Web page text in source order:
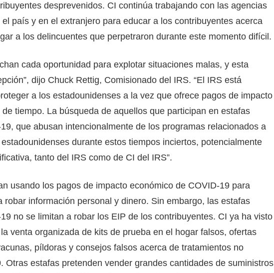
desprevenidos. CI continúa trabajando con las agencias
país y en el extranjero para educar a los contribuyentes acerca
a los delincuentes que perpetraron durante este momento difícil.
cada oportunidad para explotar situaciones malas, y esta
dijo Chuck Rettig, Comisionado del IRS. “El IRS está
a los estadounidenses a la vez que ofrece pagos de impacto
tiempo. La búsqueda de aquellos que participan en estafas
que abusan intencionalmente de los programas relacionados a
durante estos tiempos inciertos, potencialmente
tanto del IRS como de CI del IRS”.
usando los pagos de impacto económico de COVID-19 para
robar información personal y dinero. Sin embargo, las estafas
no se limitan a robar los EIP de los contribuyentes. CI ya ha visto
venta organizada de kits de prueba en el hogar falsos, ofertas
píldoras y consejos falsos acerca de tratamientos no
Otras estafas pretenden vender grandes cantidades de suministros